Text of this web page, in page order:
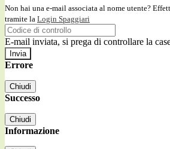
Non hai una e-mail associata al nome utente?
tramite la Login Spaggiari
E-mail inviata, si prega di controllare la
Errore
Chiudi
Successo
Chiudi
Informazione